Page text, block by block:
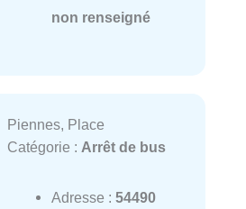
non renseigné
Piennes, Place
Catégorie : Arrêt de bus
Adresse : 54490